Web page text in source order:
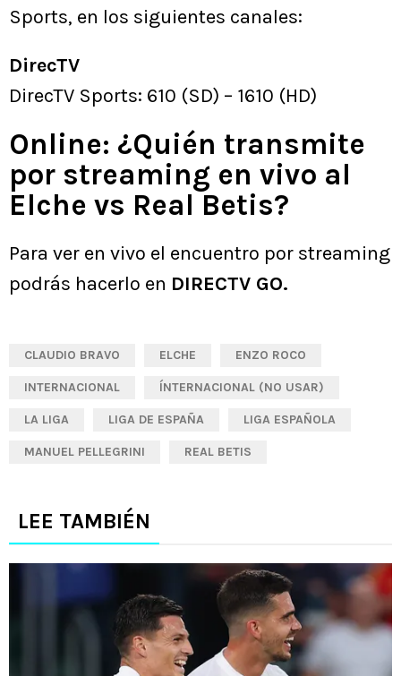
Sports, en los siguientes canales:
DirecTV
DirecTV Sports: 610 (SD) – 1610 (HD)
Online: ¿Quién transmite
por streaming en vivo al
Elche vs Real Betis?
Para ver en vivo el encuentro por streaming
podrás hacerlo en DIRECTV GO.
CLAUDIO BRAVO ELCHE ENZO ROCO
INTERNACIONAL ÍNTERNACIONAL (NO USAR)
LA LIGA LIGA DE ESPAÑA LIGA ESPAÑOLA
MANUEL PELLEGRINI REAL BETIS
LEE TAMBIÉN